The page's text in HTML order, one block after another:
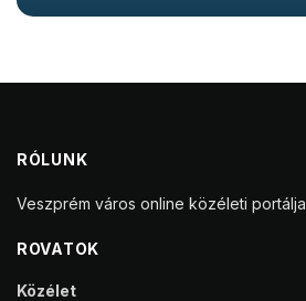
RÓLUNK
Veszprém város online közéleti portálja
ROVATOK
Közélet